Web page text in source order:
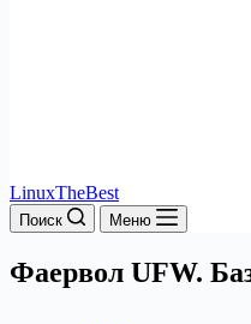
LinuxTheBest
Поиск Меню
Фаервол UFW.